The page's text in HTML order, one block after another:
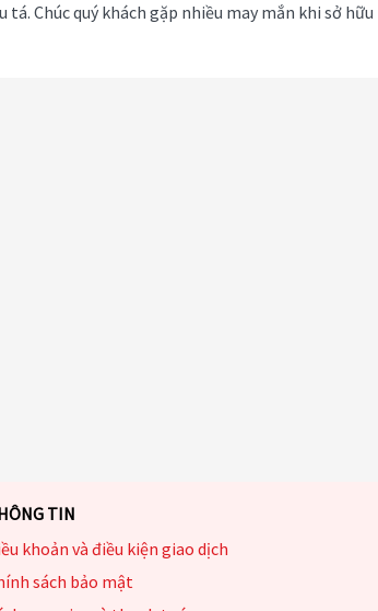
Chúc quý khách gặp nhiều may mắn khi sở hữu
TIN
khoản và điều kiện giao dịch
sách bảo mật